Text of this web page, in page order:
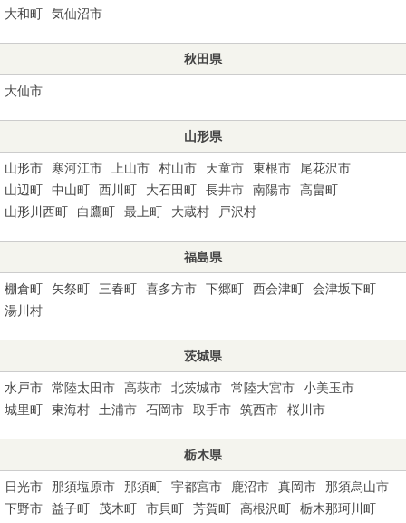
大和町
気仙沼市
秋田県
大仙市
山形県
山形市 寒河江市 上山市 村山市 天童市 東根市
尾花沢市
山辺町
中山町 西川町 大石田町 長井市 南陽市
高畠町
山形川西町
白鷹町 最上町 大蔵村 戸沢村
福島県
棚倉町 矢祭町 三春町 喜多方市 下郷町 西会津町
会津坂下町
湯川村
茨城県
水戸市 常陸太田市 高萩市 北茨城市 常陸大宮市
小美玉市
城里町
東海村 土浦市 石岡市 取手市 筑西市 桜川市
栃木県
日光市 那須塩原市 那須町 宇都宮市 鹿沼市 真岡市
那須烏山市
下野市
益子町 茂木町 市貝町 芳賀町 高根沢町 栃木那珂川町